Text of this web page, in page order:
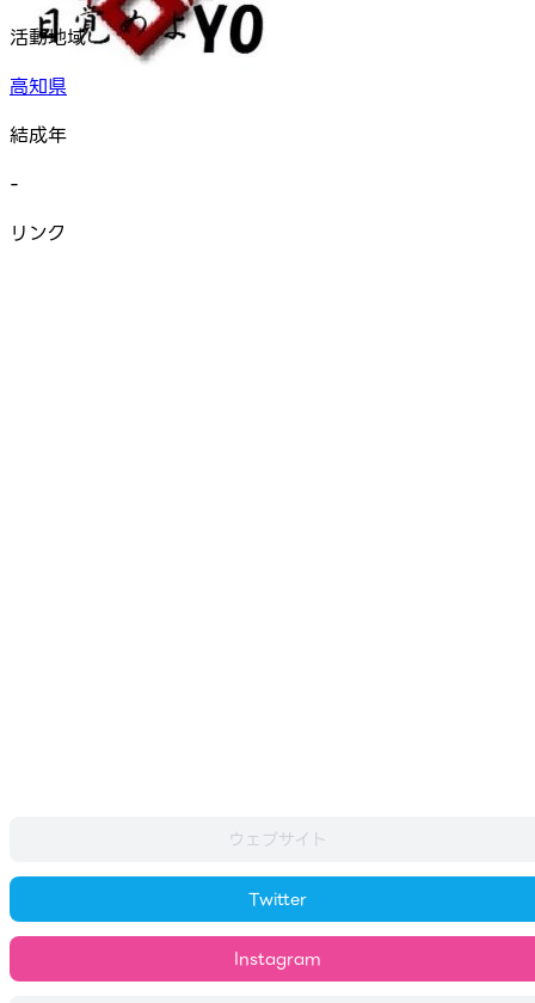
活動地域
高知県
結成年
-
リンク
ウェブサイト
Twitter
Instagram